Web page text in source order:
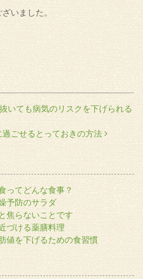
いました。
いても病気のリスクを下げられる
ごせるとっておきの方法
ってどんな食事？
予防のサラダ
焦らないことです
づける薬膳料理
値を下げるための食習慣